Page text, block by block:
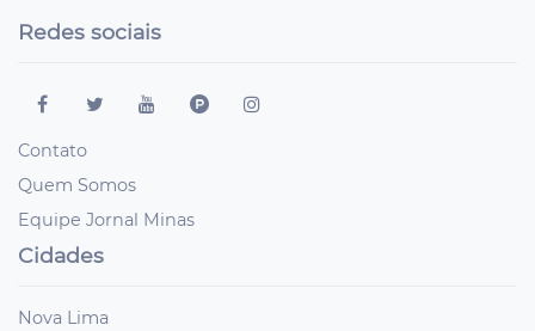
Redes sociais
Contato
Quem Somos
Equipe Jornal Minas
Cidades
Nova Lima